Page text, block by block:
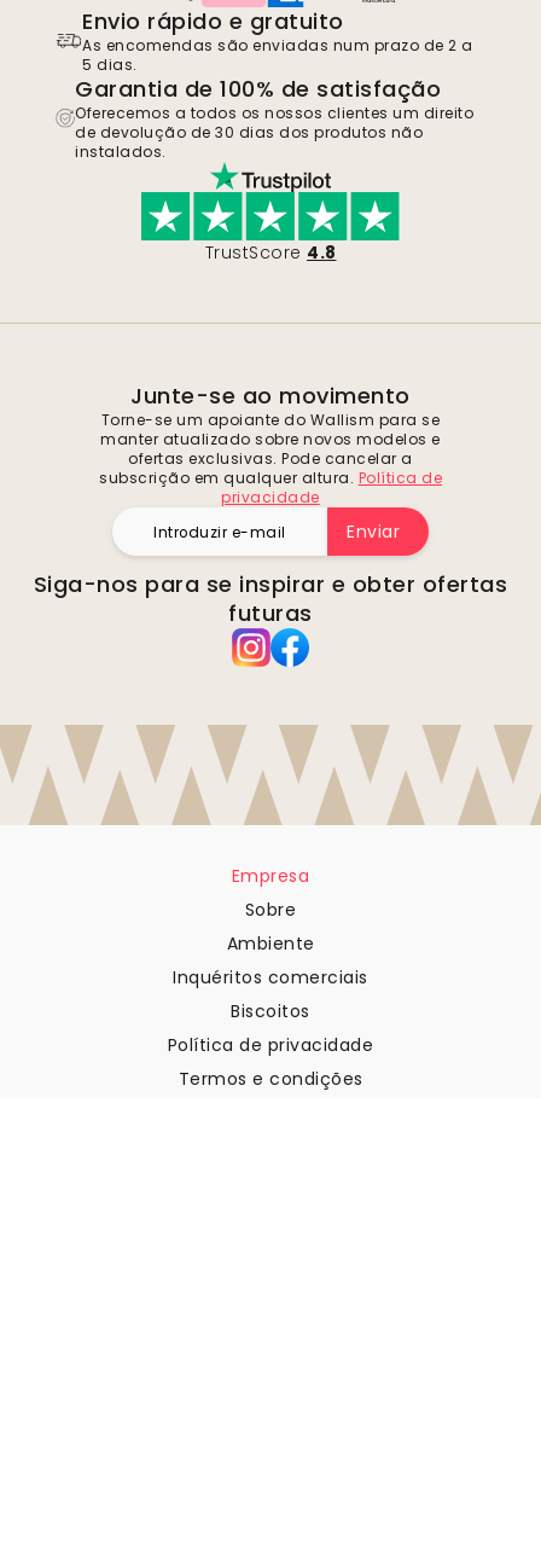
Envio rápido e gratuito
As encomendas são enviadas num prazo de 2 a
5 dias.
Garantia de 100% de satisfação
Oferecemos a todos os nossos clientes um direito
de devolução de 30 dias dos produtos não
instalados.
TrustScore 4.8
Junte-se ao movimento
Torne-se um apoiante do Wallism para se
manter atualizado sobre novos modelos e
ofertas exclusivas. Pode cancelar a
subscrição em qualquer altura. Política de
privacidade
Enviar
Siga-nos para se inspirar e obter ofertas
futuras
Empresa
Sobre
Ambiente
Inquéritos comerciais
Biscoitos
Política de privacidade
Termos e condições